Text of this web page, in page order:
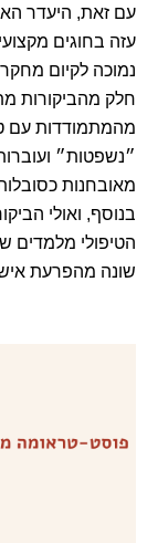
עם זאת, היעדר
עזה בחוגים
נמוכה לקיום
חלק מהביקורות
מהמתמודדות עם
״נשפטות״
מאובחנות
בנוסף, ואולי
הטיפולי מלמדים
שונה מהפרעת